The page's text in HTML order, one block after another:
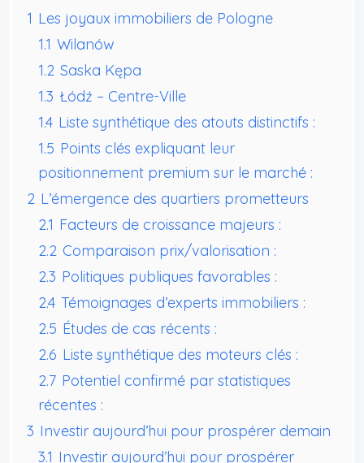
1 Les joyaux immobiliers de Pologne
1.1 Wilanów
1.2 Saska Kępa
1.3 Łódź – Centre-Ville
1.4 Liste synthétique des atouts distinctifs :
1.5 Points clés expliquant leur
positionnement premium sur le marché :
2 L’émergence des quartiers prometteurs
2.1 Facteurs de croissance majeurs :
2.2 Comparaison prix/valorisation :
2.3 Politiques publiques favorables :
2.4 Témoignages d’experts immobiliers :
2.5 Études de cas récents :
2.6 Liste synthétique des moteurs clés :
2.7 Potentiel confirmé par statistiques
récentes :
3 Investir aujourd’hui pour prospérer demain
3.1 Investir aujourd’hui pour prospérer